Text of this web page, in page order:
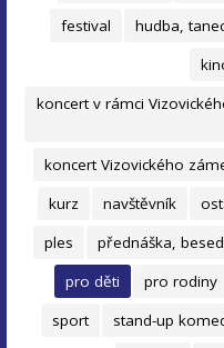
festival
hudba,
koncert v rámci
koncert Vizovického
kurz
navštěvník
ples
přednáška,
pro děti
pro rodiny
sport
stand-up